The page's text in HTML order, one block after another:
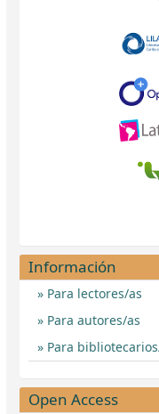
Información
Para lectores/as
Para autores/as
Para
Open Access